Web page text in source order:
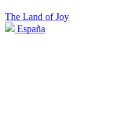
The Land of Joy
España